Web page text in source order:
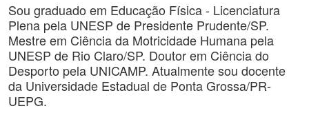
Sou graduado em Educação Física - Licenciatura
Plena pela UNESP de Presidente Prudente/SP.
Mestre em Ciência da Motricidade Humana pela
UNESP de Rio Claro/SP. Doutor em Ciência do
Desporto pela UNICAMP. Atualmente sou docente
da Universidade Estadual de Ponta Grossa/PR-
UEPG.